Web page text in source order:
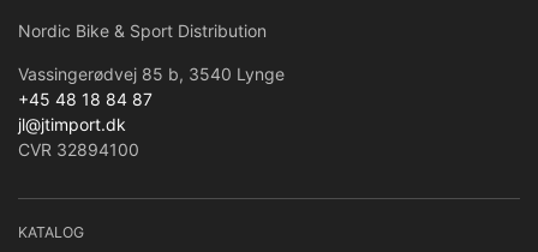
Nordic Bike & Sport Distribution
Vassingerødvej 85 b, 3540 Lynge
+45 48 18 84 87
jl@jtimport.dk
CVR 32894100
KATALOG